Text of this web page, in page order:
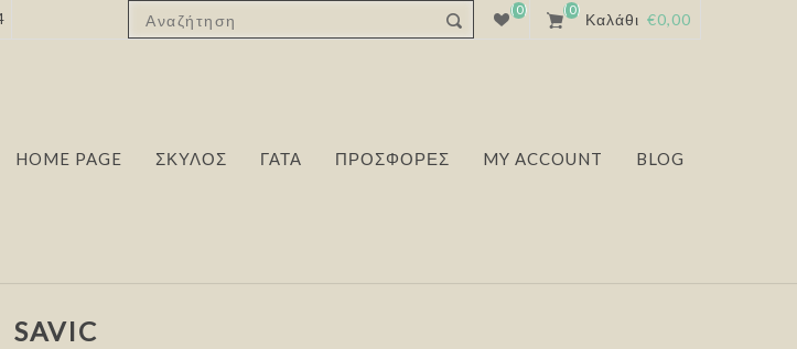
(0) (0)
Καλάθι €0,00
HOME PAGE ΣΚΥΛΟΣ ΓΑΤΑ ΠΡΟΣΦΟΡΕΣ MY ACCOUNT BLOG
SAVIC